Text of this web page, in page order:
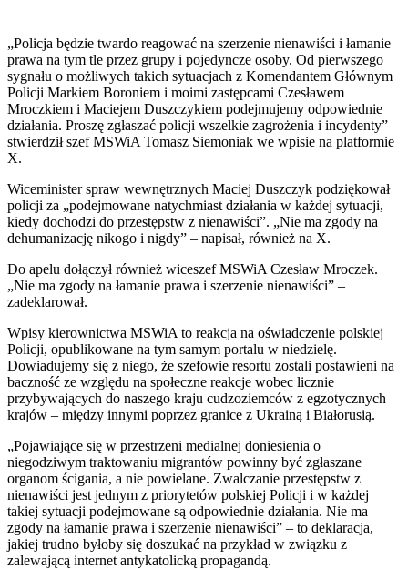
„Policja będzie twardo reagować na szerzenie nienawiści i łamanie
prawa na tym tle przez grupy i pojedyncze osoby. Od pierwszego
sygnału o możliwych takich sytuacjach z Komendantem Głównym
Policji Markiem Boroniem i moimi zastępcami Czesławem
Mroczkiem i Maciejem Duszczykiem podejmujemy odpowiednie
działania. Proszę zgłaszać policji wszelkie zagrożenia i incydenty” –
stwierdził szef MSWiA Tomasz Siemoniak we wpisie na platformie
X.
Wiceminister spraw wewnętrznych Maciej Duszczyk podziękował
policji za „podejmowane natychmiast działania w każdej sytuacji,
kiedy dochodzi do przestępstw z nienawiści”. „Nie ma zgody na
dehumanizację nikogo i nigdy” – napisał, również na X.
Do apelu dołączył również wiceszef MSWiA Czesław Mroczek.
„Nie ma zgody na łamanie prawa i szerzenie nienawiści” –
zadeklarował.
Wpisy kierownictwa MSWiA to reakcja na oświadczenie polskiej
Policji, opublikowane na tym samym portalu w niedzielę.
Dowiadujemy się z niego, że szefowie resortu zostali postawieni na
baczność ze względu na społeczne reakcje wobec licznie
przybywających do naszego kraju cudzoziemców z egzotycznych
krajów – między innymi poprzez granice z Ukrainą i Białorusią.
„Pojawiające się w przestrzeni medialnej doniesienia o
niegodziwym traktowaniu migrantów powinny być zgłaszane
organom ścigania, a nie powielane. Zwalczanie przestępstw z
nienawiści jest jednym z priorytetów polskiej Policji i w każdej
takiej sytuacji podejmowane są odpowiednie działania. Nie ma
zgody na łamanie prawa i szerzenie nienawiści” – to deklaracja,
jakiej trudno byłoby się doszukać na przykład w związku z
zalewającą internet antykatolicką propagandą.